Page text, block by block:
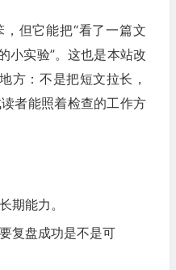
但它能把“看了一篇文
小实验”。这也是本站改
方：不是把短文拉长，
者能照着检查的工作方
期能力。
复盘成功是不是可